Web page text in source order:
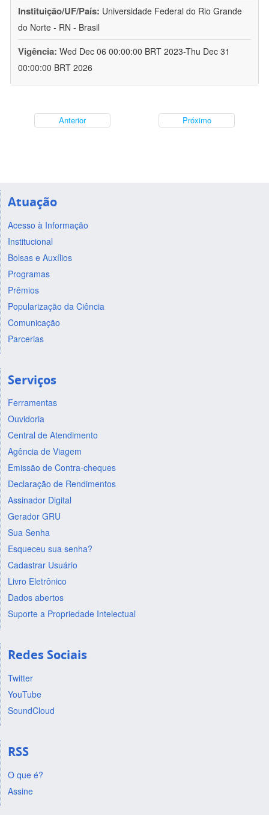
Instituição/UF/País: Universidade Federal do Rio Grande
do Norte - RN - Brasil
Vigência: Wed Dec 06 00:00:00 BRT 2023-Thu Dec 31
00:00:00 BRT 2026
Anterior Próximo
Atuação
Acesso à Informação
Institucional
Bolsas e Auxílios
Programas
Prêmios
Popularização da Ciência
Comunicação
Parcerias
Serviços
Ferramentas
Ouvidoria
Central de Atendimento
Agência de Viagem
Emissão de Contra-cheques
Declaração de Rendimentos
Assinador Digital
Gerador GRU
Sua Senha
Esqueceu sua senha?
Cadastrar Usuário
Livro Eletrônico
Dados abertos
Suporte a Propriedade Intelectual
Redes Sociais
Twitter
YouTube
SoundCloud
RSS
O que é?
Assine